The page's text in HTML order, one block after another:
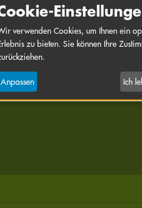
verwenden Cookies, um Ihnen ein
zu bieten. Sie können Ihre
Anpassen Ich